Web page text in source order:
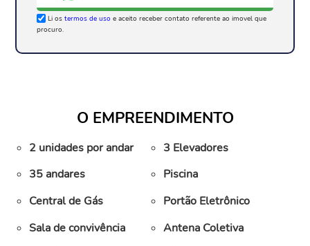
Li os termos de uso e aceito receber contato referente ao imovel que
procuro.
O EMPREENDIMENTO
2 unidades por andar
3 Elevadores
35 andares
Piscina
Central de Gás
Portão Eletrônico
Sala de convivência
Antena Coletiva